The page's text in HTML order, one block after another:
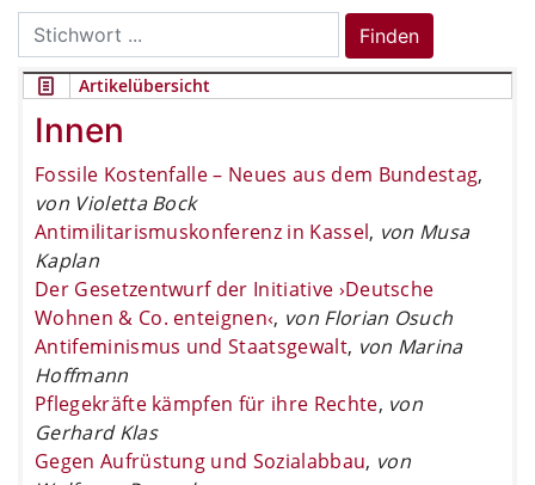
Search
for:
Finden
Artikelübersicht
Innen
Fossile Kostenfalle – Neues aus dem Bundestag,
von Violetta Bock
Antimilitarismuskonferenz in Kassel, von Musa
Kaplan
Der Gesetzentwurf der Initiative ›Deutsche
Wohnen & Co. enteignen‹, von Florian Osuch
Antifeminismus und Staatsgewalt, von Marina
Hoffmann
Pflegekräfte kämpfen für ihre Rechte, von
Gerhard Klas
Gegen Aufrüstung und Sozialabbau, von